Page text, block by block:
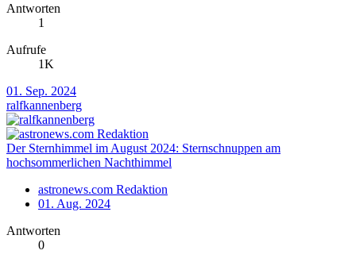
Antworten
1
Aufrufe
1K
01. Sep. 2024
ralfkannenberg
Der Sternhimmel im August 2024: Sternschnuppen am
hochsommerlichen Nachthimmel
astronews.com Redaktion
01. Aug. 2024
Antworten
0